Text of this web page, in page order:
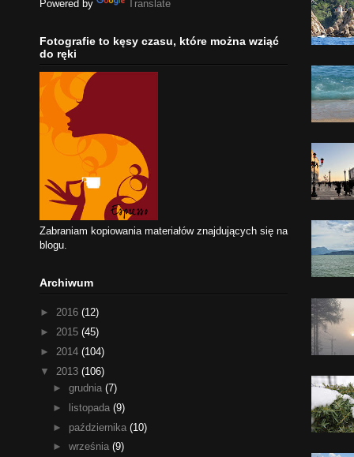
Powered by Translate
Fotografie to kęsy czasu, które można wziąć
do ręki
Zabraniam kopiowania materiałów znajdujących się na
blogu.
Archiwum
► 2016 (12)
► 2015 (45)
► 2014 (104)
▼ 2013 (106)
► grudnia (7)
►
listopada (9)
► października (10)
► września (9)